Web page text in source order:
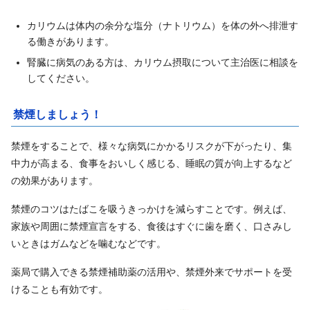
カリウムは体内の余分な塩分（ナトリウム）を体の外へ排泄す
る働きがあります。
腎臓に病気のある方は、カリウム摂取について主治医に相談を
してください。
禁煙しましょう！
禁煙をすることで、様々な病気にかかるリスクが下がったり、集
中力が高まる、食事をおいしく感じる、睡眠の質が向上するなど
の効果があります。
禁煙のコツはたばこを吸うきっかけを減らすことです。例えば、
家族や周囲に禁煙宣言をする、食後はすぐに歯を磨く、口さみし
いときはガムなどを噛むなどです。
薬局で購入できる禁煙補助薬の活用や、禁煙外来でサポートを受
けることも有効です。